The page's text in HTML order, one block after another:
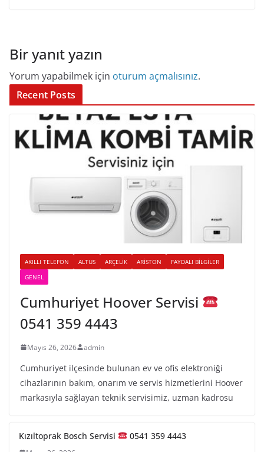
Bir yanıt yazın
Yorum yapabilmek için oturum açmalısınız.
Recent Posts
AKILLI TELEFON ALTUS ARÇELIK ARISTON
FAYDALI BILGILER
GENEL
Cumhuriyet Hoover Servisi
0541 359 4443
Mayıs 26, 2026 admin
Cumhuriyet ilçesinde bulunan ev ve ofis elektroniği
cihazlarının bakım, onarım ve servis hizmetlerini Hoover
markasıyla sağlayan teknik servisimiz, uzman kadrosu
Kızıltoprak Bosch Servisi 0541 359 4443